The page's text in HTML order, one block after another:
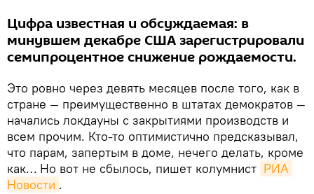
Цифра известная и обсуждаемая: в
минувшем декабре США зарегистрировали
семипроцентное снижение рождаемости.
Это ровно через девять месяцев после того, как в
стране — преимущественно в штатах демократов —
начались локдауны с закрытиями производств и
всем прочим. Кто-то оптимистично предсказывал,
что парам, запертым в доме, нечего делать, кроме
как… Но вот не сбылось, пишет колумнист РИА
Новости .